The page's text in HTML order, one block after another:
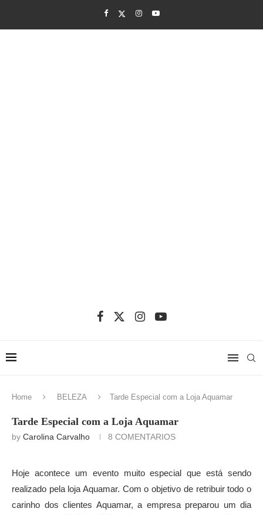
Home BELEZA Tarde Especial com a Loja Aquamar
Tarde Especial com a Loja Aquamar
by Carolina Carvalho 8 COMENTARIOS
Hoje acontece um evento muito especial que está sendo
realizado pela loja Aquamar. Com o objetivo de retribuir todo o
carinho dos clientes Aquamar, a empresa preparou um dia